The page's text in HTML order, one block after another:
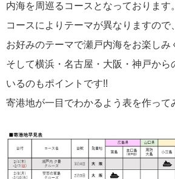
内海を周巡るコースとなっております。
コースによりテーマが異なりますの
お好みのテーマで瀬戸内海をお楽しみ
そして横浜・名古屋・大阪・神戸から
いるのもポイントです!!
寄港地が一目でわかるよう表を作って